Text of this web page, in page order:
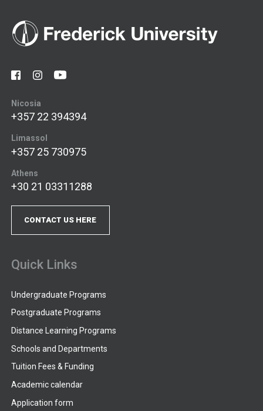
Nicosia
+357 22 394394
Limassol
+357 25 730975
Athens
+30 21 03311288
CONTACT US HERE
Quick Links
Undergraduate Programs
Postgraduate Programs
Distance Learning Programs
Schools and Departments
Tuition Fees & Funding
Academic calendar
Application form